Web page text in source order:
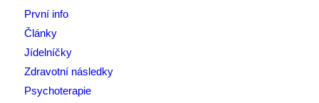
První info
Články
Jídelníčky
Zdravotní následky
Psychoterapie